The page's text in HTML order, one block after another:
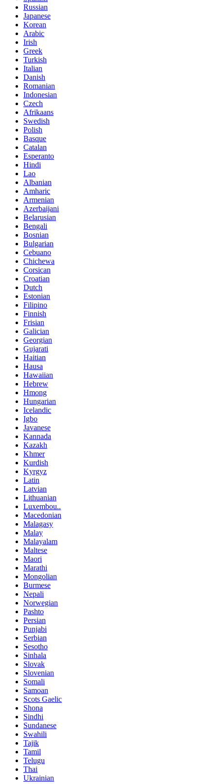
Russian
Japanese
Korean
Arabic
Irish
Greek
Turkish
Italian
Danish
Romanian
Indonesian
Czech
Afrikaans
Swedish
Polish
Basque
Catalan
Esperanto
Hindi
Lao
Albanian
Amharic
Armenian
Azerbaijani
Belarusian
Bengali
Bosnian
Bulgarian
Cebuano
Chichewa
Corsican
Croatian
Dutch
Estonian
Filipino
Finnish
Frisian
Galician
Georgian
Gujarati
Haitian
Hausa
Hawaiian
Hebrew
Hmong
Hungarian
Icelandic
Igbo
Javanese
Kannada
Kazakh
Khmer
Kurdish
Kyrgyz
Latin
Latvian
Lithuanian
Luxembou..
Macedonian
Malagasy
Malay
Malayalam
Maltese
Maori
Marathi
Mongolian
Burmese
Nepali
Norwegian
Pashto
Persian
Punjabi
Serbian
Sesotho
Sinhala
Slovak
Slovenian
Somali
Samoan
Scots Gaelic
Shona
Sindhi
Sundanese
Swahili
Tajik
Tamil
Telugu
Thai
Ukrainian